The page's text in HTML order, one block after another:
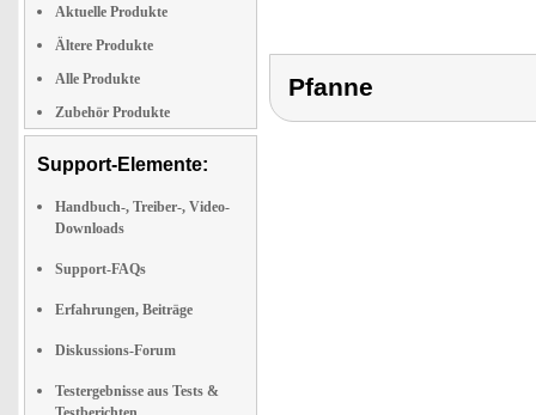
Aktuelle Produkte
Ältere Produkte
Alle Produkte
Zubehör Produkte
Support-Elemente:
Handbuch-, Treiber-, Video-
Downloads
Support-FAQs
Erfahrungen, Beiträge
Diskussions-Forum
Testergebnisse aus Tests &
Pfanne